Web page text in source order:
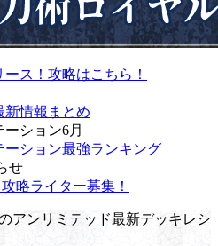
ス！攻略はこちら！
新情報まとめ
ション6月
ーション最強ランキング
せ
略ライター募集！
アンリミテッド最新デッキレシ